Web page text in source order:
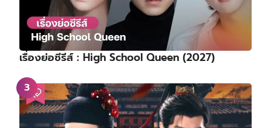
เรื่องย่อซีรีส์ : High School Queen (2027)